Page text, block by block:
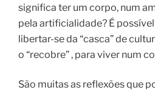
significa ter um corpo, num
pela artificialidade? É
libertar-se da “casca” de
o “recobre” , para viver num
São muitas as reflexões que